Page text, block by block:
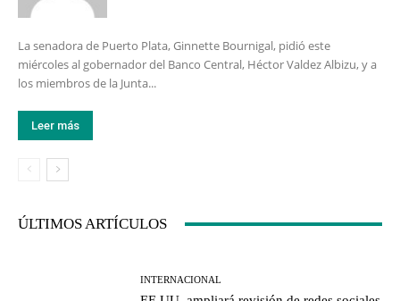
La senadora de Puerto Plata, Ginnette Bournigal, pidió este
miércoles al gobernador del Banco Central, Héctor Valdez Albizu, y a
los miembros de la Junta...
Leer más
ÚLTIMOS ARTÍCULOS
INTERNACIONAL